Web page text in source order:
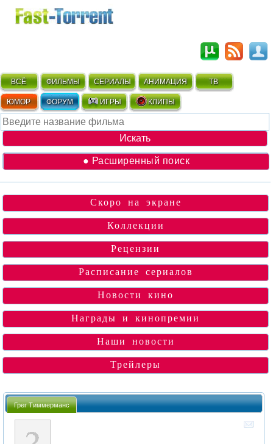
ВСЁ ФИЛЬМЫ СЕРИАЛЫ АНИМАЦИЯ ТВ
ЮМОР ФОРУМ ИГРЫ КЛИПЫ
● Расширенный поиск
Скоро на экране
Коллекции
Рецензии
Расписание сериалов
Новости кино
Награды и кинопремии
Наши новости
Трейлеры
Грег Тиммерманс